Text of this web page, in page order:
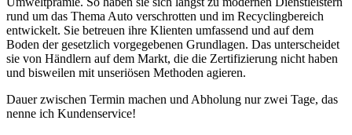
rund um das Thema Auto verschrotten und im Recyclingbereich
entwickelt. Sie betreuen ihre Klienten umfassend und auf dem
Boden der gesetzlich vorgegebenen Grundlagen. Das unterscheidet
sie von Händlern auf dem Markt, die die Zertifizierung nicht haben
und bisweilen mit unseriösen Methoden agieren.
Dauer zwischen Termin machen und Abholung nur zwei Tage, das
nenne ich Kundenservice!